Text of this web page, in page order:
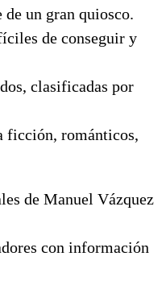
de un gran quiosco.
de conseguir y
clasificadas por
ficción, románticos,
de Manuel Vázquez
con información